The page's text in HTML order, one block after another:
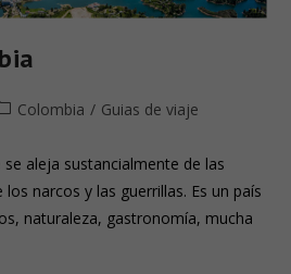
Colombia / Guias de viaje
aleja sustancialmente de las
narcos y las guerrillas. Es un país
naturaleza, gastronomía, mucha